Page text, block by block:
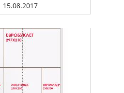
15.08.2017